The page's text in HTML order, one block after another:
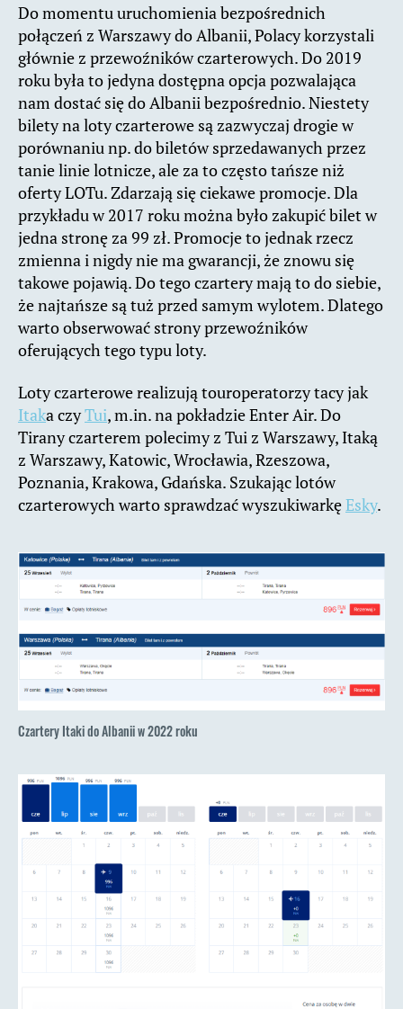
Do momentu uruchomienia bezpośrednich
połączeń z Warszawy do Albanii, Polacy korzystali
głównie z przewoźników czarterowych. Do 2019
roku była to jedyna dostępna opcja pozwalająca
nam dostać się do Albanii bezpośrednio. Niestety
bilety na loty czarterowe są zazwyczaj drogie w
porównaniu np. do biletów sprzedawanych przez
tanie linie lotnicze, ale za to często tańsze niż
oferty LOTu. Zdarzają się ciekawe promocje. Dla
przykładu w 2017 roku można było zakupić bilet w
jedna stronę za 99 zł. Promocje to jednak rzecz
zmienna i nigdy nie ma gwarancji, że znowu się
takowe pojawią. Do tego czartery mają to do siebie,
że najtańsze są tuż przed samym wylotem. Dlatego
warto obserwować strony przewoźników
oferujących tego typu loty.
Loty czarterowe realizują touroperatorzy tacy jak
Itaka czyTui, m.in. na pokładzie Enter Air. Do
Tirany czarterem polecimy z Tui z Warszawy, Itaką
z Warszawy, Katowic, Wrocławia, Rzeszowa,
Poznania, Krakowa, Gdańska. Szukając lotów
czarterowych warto sprawdzać wyszukiwarkęEsky.
Czartery Itaki do Albanii w 2022 roku